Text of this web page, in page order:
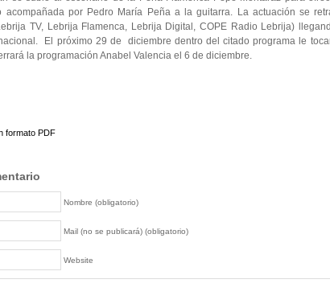
acompañada por Pedro María Peña a la guitarra. La actuación se
TV, Lebrija Flamenca, Lebrija Digital, COPE Radio Lebrija)
El próximo 29 de diciembre dentro del citado programa le
la programación Anabel Valencia el 6 de diciembre.
formato PDF
Nombre (obligatorio)
Mail (no se publicará) (obligatorio)
Website